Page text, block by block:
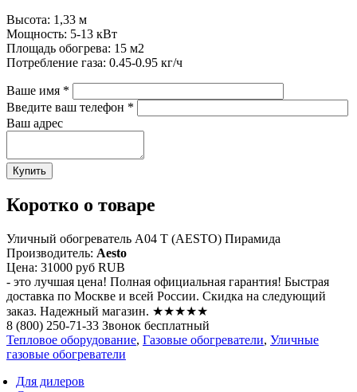
Высота: 1,33 м
Мощность: 5-13 кВт
Площадь обогрева: 15 м2
Потребление газа: 0.45-0.95 кг/ч
Ваше имя *
Введите ваш телефон *
Ваш адрес
Коротко о товаре
Уличный обогреватель A04 Т (AESTO) Пирамида
Производитель: Aesto
Цена: 31000 руб RUB
- это лучшая цена! Полная официальная гарантия! Быстрая
доставка по Москве и всей России. Скидка на следующий
заказ. Надежный магазин. ★★★★★
8 (800) 250-71-33 Звонок бесплатный
Тепловое оборудование, Газовые обогреватели, Уличные
газовые обогреватели
Для дилеров